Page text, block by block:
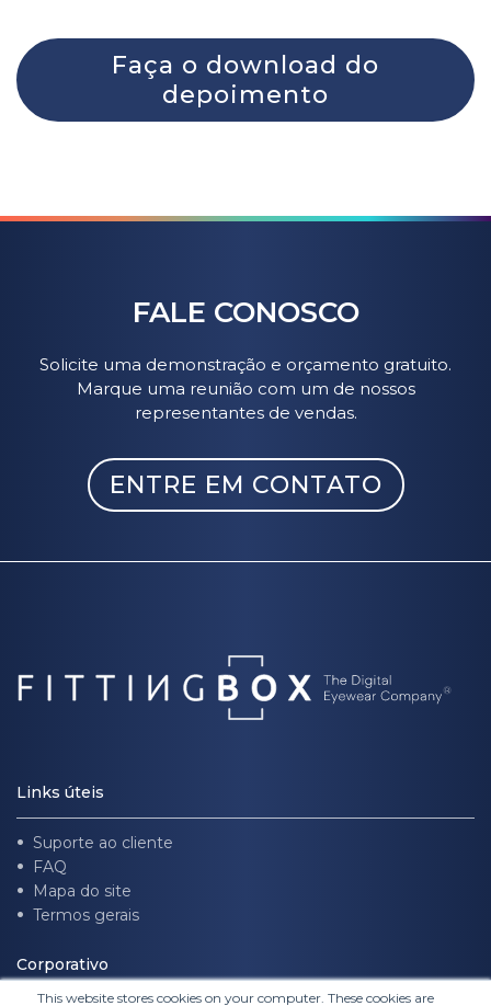
This website stores cookies on your computer. These cookies are
Faça o download do
depoimento
FALE CONOSCO
Solicite uma demonstração e orçamento gratuito.
Marque uma reunião com um de nossos
representantes de vendas.
ENTRE EM CONTATO
Links úteis
Suporte ao cliente
FAQ
Mapa do site
Termos gerais
Corporativo